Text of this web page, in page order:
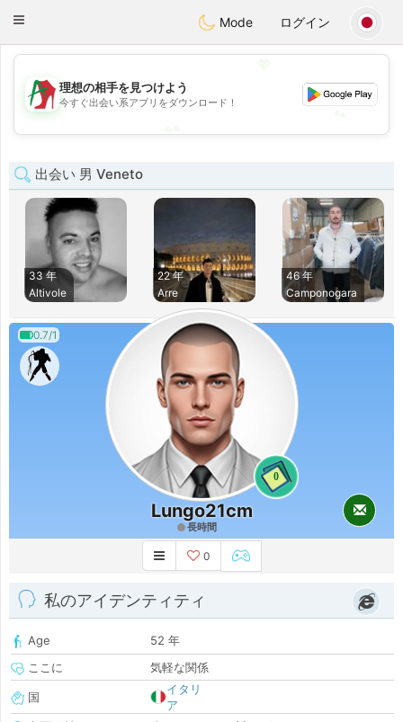
AmamiOra
Toggle
Mode ログイン
💖
💕
理想の相手を見つけよう
今すぐ出会い系アプリをダウンロード！
出会い 男 Veneto
33 年
Altivole
22 年
Arre
46 年
Camponogara
0.7/1
0
Lungo21cm
長時間
0
私のアイデンティティ
Age
52 年
ここに
気軽な関係
国
イタリ
ア